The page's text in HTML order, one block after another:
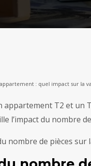
: quel impact sur la
T2 et un
l’impact du nombre
nombre de pièces